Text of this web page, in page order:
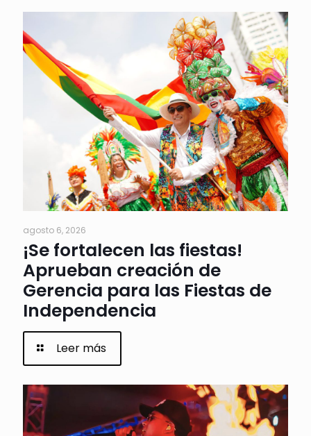
agosto 6, 2026
¡Se fortalecen las fiestas!
Aprueban creación de
Gerencia para las Fiestas de
Independencia
Leer más